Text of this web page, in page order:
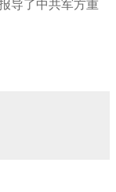
导了中共军方重